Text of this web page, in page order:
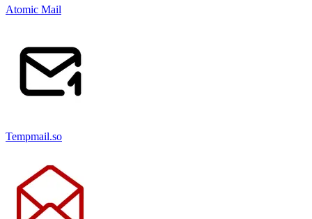
Atomic Mail
Tempmail.so